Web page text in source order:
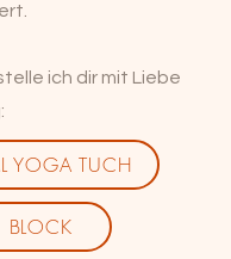
ich dir mit Liebe
YOGA TUCH
BLOCK